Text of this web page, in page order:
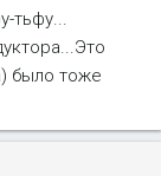
тьфу...
было тоже